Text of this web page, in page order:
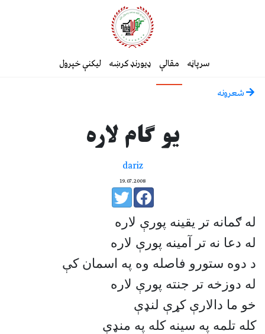
سرپاڼه مقالې ډیورنډ کرښه لیکنې خپرول
شعرونه
يو ګام لاره
dariz
19.07.2008
له ګمانه تر يقينه پورې لاره
له دعا نه تر آمينه پورې لاره
د دوه ستورو فاصله وه په اسمان كې
له دوزخه تر جنته پورې لاره
خو ما دالارې كړې لنډې
كله تلمه په سينه كله په منډې